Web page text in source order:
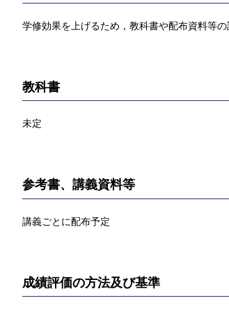
学修効果を上げるため，教科書や配布資料等
教科書
未定
参考書、講義資料等
講義ごとに配布予定
成績評価の方法及び基準